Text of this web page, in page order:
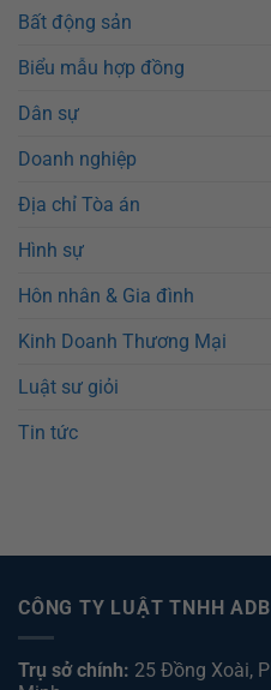
Bất động sản
Biểu mẫu hợp đồng
Dân sự
Doanh nghiệp
Địa chỉ Tòa án
Hình sự
Hôn nhân & Gia đình
Kinh Doanh Thương Mại
Luật sư giỏi
Tin tức
CÔNG TY LUẬT TNHH
Trụ sở chính: 25 Đồng Xoài,